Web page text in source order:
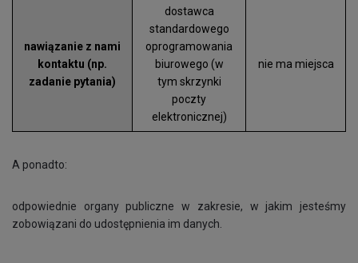
nawiązanie z nami
kontaktu (np.
zadanie pytania)
dostawca
standardowego
oprogramowania
biurowego (w
tym skrzynki
poczty
elektronicznej)
nie ma miejsca
A ponadto:
odpowiednie organy publiczne w zakresie, w jakim jesteśmy
zobowiązani do udostępnienia im danych.